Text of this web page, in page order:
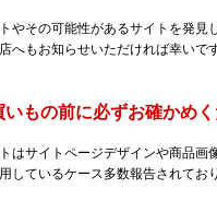
やその可能性があるサイトを発見
へもお知らせいただければ幸いです
いもの前に必ずお確かめく
はサイトページデザインや商品画
しているケース多数報告されて